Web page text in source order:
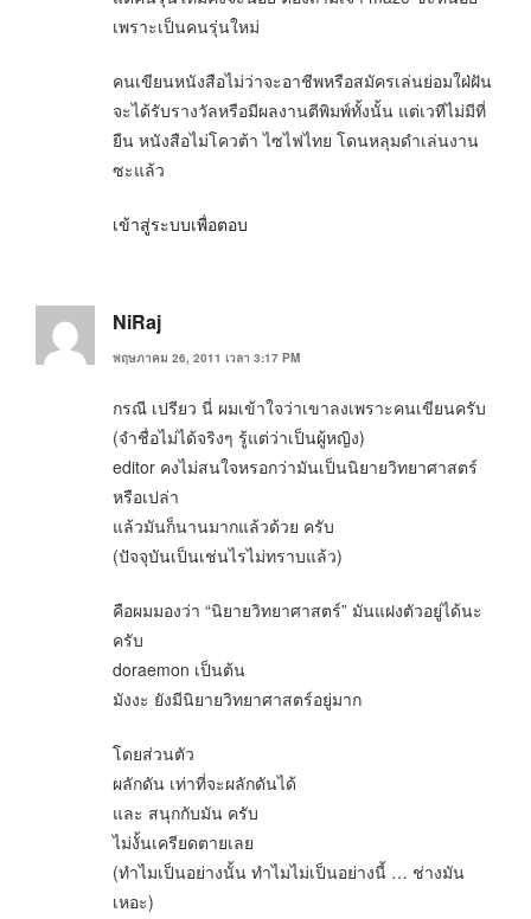
เพราะเป็นคนรุ่นใหม่
คนเขียนหนังสือไม่ว่าจะอาชีพหรือสมัครเล่นย่อมใฝ่ฝัน
จะได้รับรางวัลหรือมีผลงานตีพิมพ์ทั้งนั้น แต่เวทีไม่มีที่
ยืน หนังสือไม่โควต้า ไซไฟไทย โดนหลุมดำเล่นงาน
ซะแล้ว
เข้าสู่ระบบเพื่อตอบ
NiRaj
พฤษภาคม 26, 2011 เวลา 3:17 PM
กรณี เปรียว นี่ ผมเข้าใจว่าเขาลงเพราะคนเขียนครับ
(จำชื่อไม่ได้จริงๆ รู้แต่ว่าเป็นผู้หญิง)
editor คงไม่สนใจหรอกว่ามันเป็นนิยายวิทยาศาสตร์
หรือเปล่า
แล้วมันก็นานมากแล้วด้วย ครับ
(ปัจจุบันเป็นเช่นไรไม่ทราบแล้ว)
คือผมมองว่า “นิยายวิทยาศาสตร์” มันแฝงตัวอยู่ได้นะ
ครับ
doraemon เป็นต้น
มังงะ ยังมีนิยายวิทยาศาสตร์อยู่มาก
โดยส่วนตัว
ผลักดัน เท่าที่จะผลักดันได้
และ สนุกกับมัน ครับ
ไม่งั้นเครียดตายเลย
(ทำไมเป็นอย่างนั้น ทำไมไม่เป็นอย่างนี้ … ช่างมัน
เหอะ)